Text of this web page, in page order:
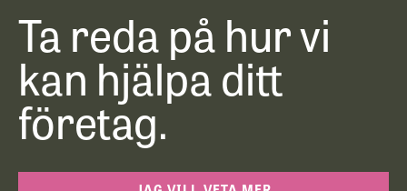
Ta reda på hur vi
kan hjälpa ditt
företag.